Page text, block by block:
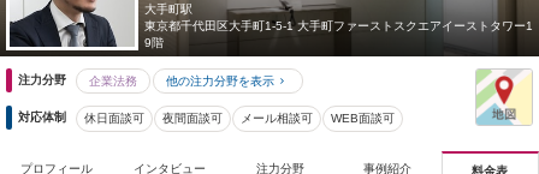
大手町駅
東京都千代田区大手町1-5-1 大手町ファーストスクエアイーストタワー1
9階
注力分野 企業法務 他の注力分野を表示
対応体制 休日面談可 夜間面談可 メール相談可 WEB面談可
プロフィール インタビュー 注力分野 事例紹介 料金表